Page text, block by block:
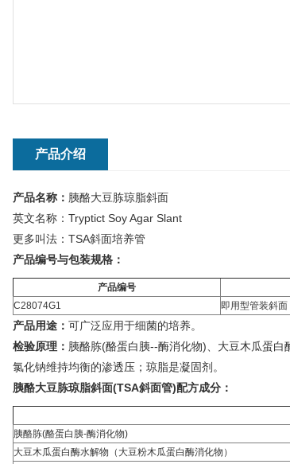
产品介绍
产品名称： 胰酪大豆胨琼脂斜面
英文名称：Tryptict Soy Agar Slant
更多叫法：TSA斜面培养管
产品编号与包装规格：
产品编号
C28074G1
即用型管装斜面
产品用途： 可广泛应用于细菌的培养。
检验原理： 胰酪胨(酪蛋白胰--酶消化物)、大豆木瓜蛋白
氯化钠维持均衡的渗透压；琼脂是凝固剂。
胰酪大豆胨琼脂斜面(TSA斜面管)配方成分：
胰酪胨(酪蛋白胰-酶消化物)
大豆木瓜蛋白酶水解物（大豆粉木瓜蛋白酶消化物）